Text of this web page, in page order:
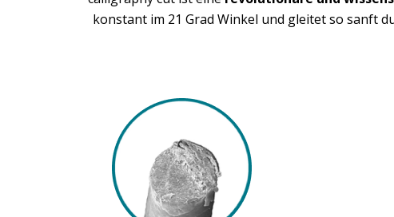
konstant im 21 Grad Winkel und gleitet so sanft